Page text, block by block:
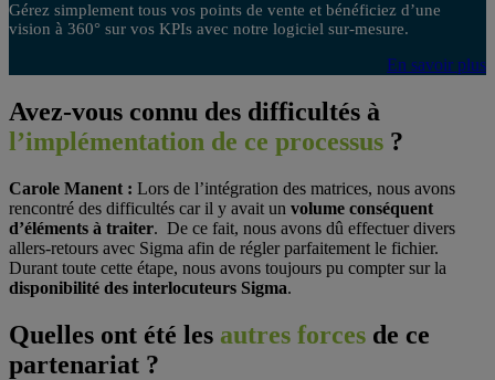
Gérez simplement tous vos points de vente et bénéficiez d’une
vision à 360° sur vos KPIs avec notre logiciel sur-mesure.
En savoir plus
Avez-vous connu des difficultés à
l’implémentation de ce processus ?
Carole Manent : Lors de l’intégration des matrices, nous avons
rencontré des difficultés car il y avait un volume conséquent
d’éléments à traiter. De ce fait, nous avons dû effectuer divers
allers-retours avec Sigma afin de régler parfaitement le fichier.
Durant toute cette étape, nous avons toujours pu compter sur la
disponibilité des interlocuteurs Sigma.
Quelles ont été les autres forces de ce
partenariat ?